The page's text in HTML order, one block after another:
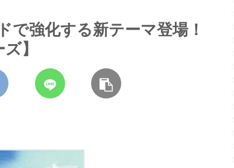
で強化する新テーマ登場！
】